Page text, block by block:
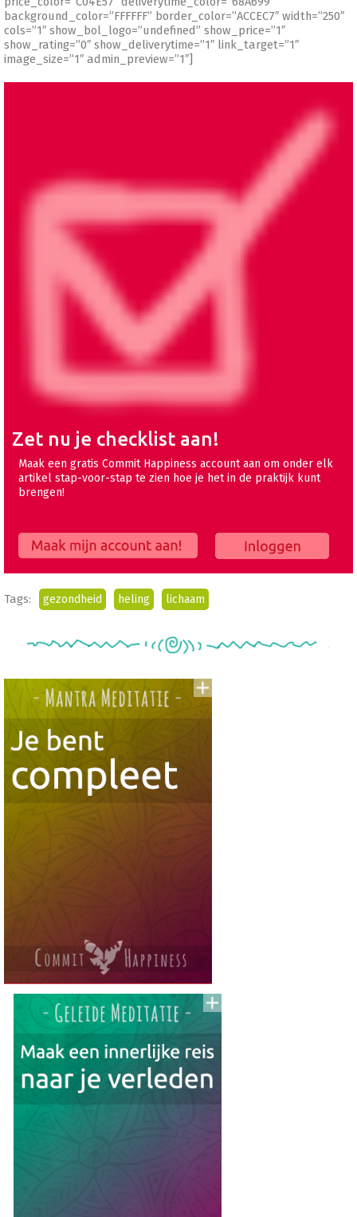
background_color=”FFFFFF” border_color=”ACCEC7″ width=”250″
cols=”1″ show_bol_logo=”undefined” show_price=”1″
show_rating=”0″ show_deliverytime=”1″ link_target=”1″
image_size=”1″ admin_preview=”1″]
Zet nu je checklist aan!
Maak een gratis Commit Happiness account aan om onder elk
artikel stap-voor-stap te zien hoe je het in de praktijk kunt
brengen!
Maak mijn account aan! Inloggen
Tags: gezondheid heling lichaam
Voeg
to
Voeg
to
Read
Lijst